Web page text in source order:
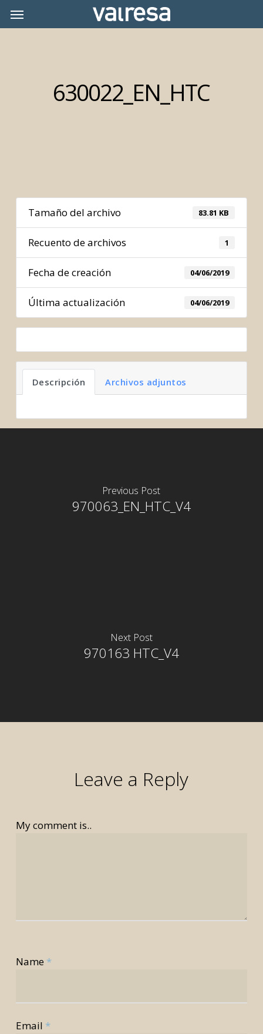
Menu
630022_EN_HTC
Tamaño del archivo 83.81 KB
Recuento de archivos 1
Fecha de creación 04/06/2019
Última actualización 04/06/2019
Descripción Archivos adjuntos
Previous Post
970063_EN_HTC_V4
Next Post
970163 HTC_V4
Leave a Reply
My comment is..
Name *
Email *